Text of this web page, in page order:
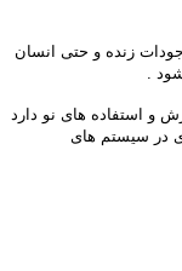
زنده و حتی انسان
شود .
و استفاده های نو دارد
در سیستم های